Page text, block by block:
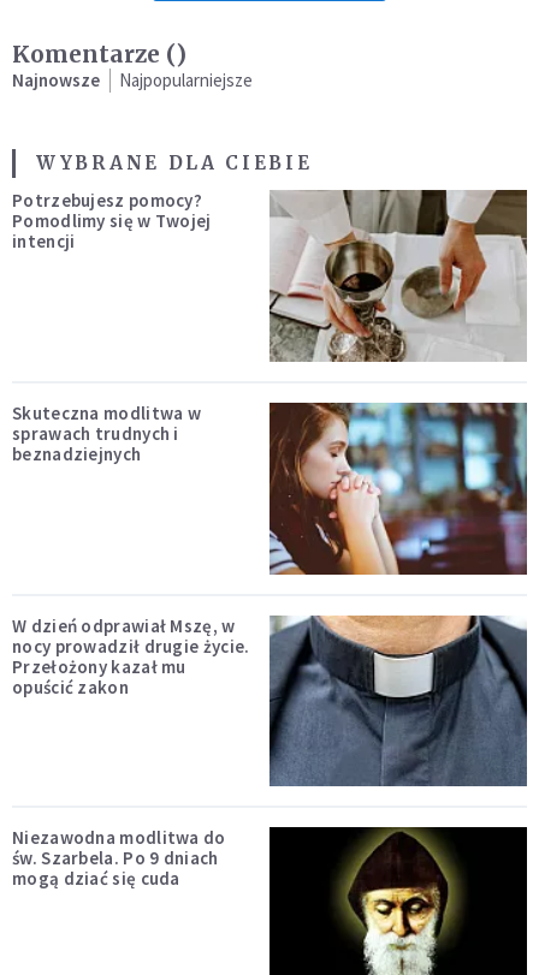
Komentarze ()
Najnowsze Najpopularniejsze
WYBRANE DLA CIEBIE
Potrzebujesz pomocy?
Pomodlimy się w Twojej
intencji
Skuteczna modlitwa w
sprawach trudnych i
beznadziejnych
W dzień odprawiał Mszę, w
nocy prowadził drugie życie.
Przełożony kazał mu
opuścić zakon
Niezawodna modlitwa do
św. Szarbela. Po 9 dniach
mogą dziać się cuda